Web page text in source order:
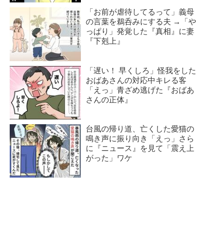
「お前が虐待してるって」義母
の言葉を鵜呑みにする夫 →「や
っぱり」発覚した『真相』に妻
『下剋上』
「遅い！ 早くしろ」怪我をした
おばあさんの対応中キレる客
「えっ」青ざめ逃げた『おばあ
さんの正体』
台風の帰り道、亡くした愛猫の
鳴き声に振り向き「えっ」さら
に『ニュース』を見て「震え上
がった」ワケ